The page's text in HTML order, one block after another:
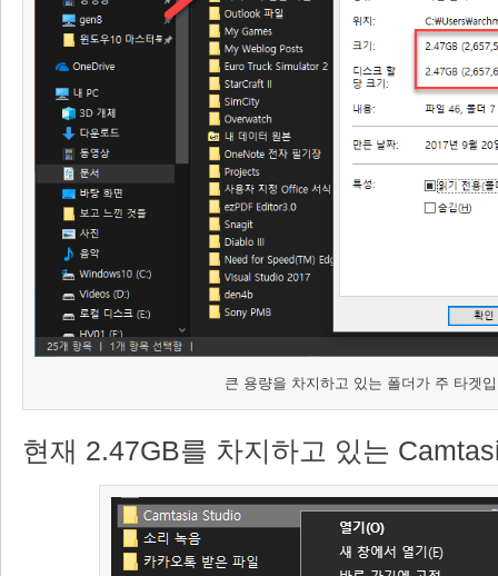
큰 용량을 차지하고 있는 폴더가 주 타겟
현재 2.47GB를 차지하고 있는